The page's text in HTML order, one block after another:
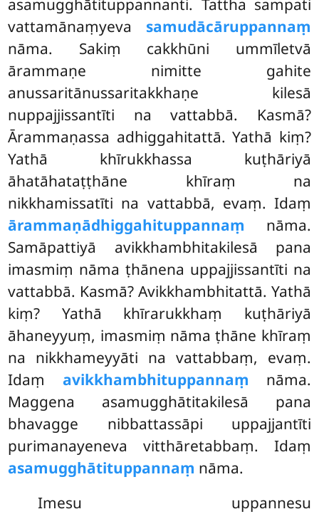
vattamānaṃyeva samudācāruppannaṃ
nāma. Sakiṃ cakkhūni ummīletvā
ārammaṇe nimitte gahite
anussaritānussaritakkhaṇe kilesā
nuppajjissantīti na vattabbā. Kasmā?
Ārammaṇassa adhiggahitattā. Yathā kiṃ?
Yathā khīrukkhassa kuṭhāriyā
āhatāhataṭṭhāne khīraṃ na
nikkhamissatīti na vattabbā, evaṃ. Idaṃ
ārammaṇādhiggahituppannaṃ nāma.
Samāpattiyā avikkhambhitakilesā pana
imasmiṃ nāma ṭhānena uppajjissantīti na
vattabbā. Kasmā? Avikkhambhitattā. Yathā
kiṃ? Yathā khīrarukkhaṃ kuṭhāriyā
āhaneyyuṃ, imasmiṃ nāma ṭhāne khīraṃ
na nikkhameyyāti na vattabbaṃ, evaṃ.
Idaṃ avikkhambhituppannaṃ nāma.
Maggena asamugghātitakilesā pana
bhavagge nibbattassāpi uppajjantīti
purimanayeneva vitthāretabbaṃ. Idaṃ
asamugghātituppannaṃ nāma.
Imesu uppannesu